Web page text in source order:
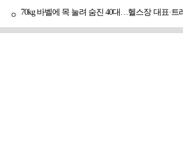
70kg 바벨에 목 눌려 숨진 40대…헬스장 대표·트